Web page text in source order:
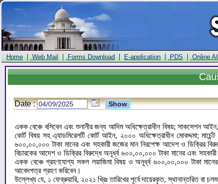
Home | Web Mail | Forms Download | E-application | PDS | Online
Date :
একক বেঞ্চে বসিবেন এবং শুনানীর জন্য আদিম অধিক্ষেত্রাধীন বিষয়; সাকসেশন
কোর্ট বিষয় সহ এ্যাডমিরেলটি কোর্ট আইন, ২০০০ অধিক্ষেত্রাধীন মোকদ্দমা;
৬০০,০০,০০০ টাকা মানের এবং সহকারী জজের মান নিরপেক্ষ আদেশ ও ডিক্রির
বিচারকের আদেশ ও ডিক্রির বিরুদ্ধে অনূর্ধ্ব ৬০০,০০,০০০ টাকা মানের এবং
একক বেঞ্চে গ্রহণযোগ্য সকল লয়াজিমা বিষয় ও অনূর্ধ্ব ৬০০,০০,০০০ টাকা
আবেদপত্র গ্রহণ করিবেন।
উল্লেখ্য যে, ১ ফেব্রুয়ারি, ২০২১ খ্রিঃ তারিখের পূর্বে দায়েরকৃত, স্থানান্তরিত বা